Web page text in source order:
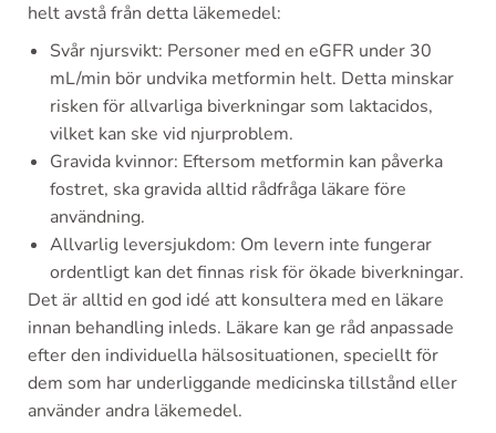
helt avstå från detta läkemedel:
Svår njursvikt: Personer med en eGFR under 30
mL/min bör undvika metformin helt. Detta minskar
risken för allvarliga biverkningar som laktacidos,
vilket kan ske vid njurproblem.
Gravida kvinnor: Eftersom metformin kan påverka
fostret, ska gravida alltid rådfråga läkare före
användning.
Allvarlig leversjukdom: Om levern inte fungerar
ordentligt kan det finnas risk för ökade biverkningar.
Det är alltid en god idé att konsultera med en läkare
innan behandling inleds. Läkare kan ge råd anpassade
efter den individuella hälsosituationen, speciellt för
dem som har underliggande medicinska tillstånd eller
använder andra läkemedel.